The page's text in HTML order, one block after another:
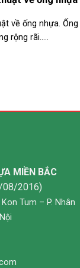
về ống nhựa.
rộng rãi.....
MIỀN BẮC
08/2016)
Tum – P. Nhân